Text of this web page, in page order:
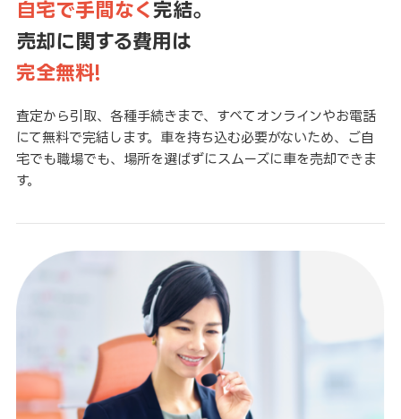
自宅で手間なく 完結。
売却に関する費用は
完全無料!
査定から引取、各種手続きまで、すべてオンラインやお電話
にて無料で完結します。車を持ち込む必要がないため、ご自
宅でも職場でも、場所を選ばずにスムーズに車を売却できま
す。